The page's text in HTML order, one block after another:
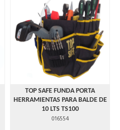
TOP SAFE FUNDA PORTA
HERRAMIENTAS PARA BALDE DE
10 LTS TS100
016554